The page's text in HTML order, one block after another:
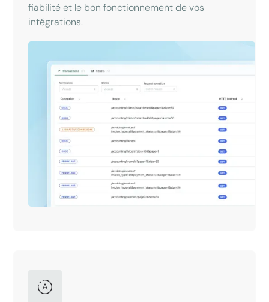
fiabilité et le bon fonctionnement de vos
intégrations.